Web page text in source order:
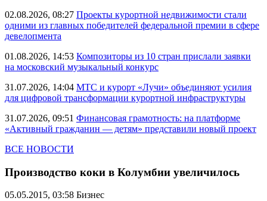
02.08.2026, 08:27 Проекты курортной недвижимости стали
одними из главных победителей федеральной премии в сфере
девелопмента
01.08.2026, 14:53 Композиторы из 10 стран прислали заявки
на московский музыкальный конкурс
31.07.2026, 14:04 МТС и курорт «Лучи» объединяют усилия
для цифровой трансформации курортной инфраструктуры
31.07.2026, 09:51 Финансовая грамотность: на платформе
«Активный гражданин — детям» представили новый проект
ВСЕ НОВОСТИ
Производство коки в Колумбии увеличилось
05.05.2015, 03:58 Бизнес